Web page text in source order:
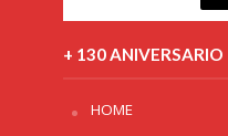
+ 130 ANIVERSARIO
HOME